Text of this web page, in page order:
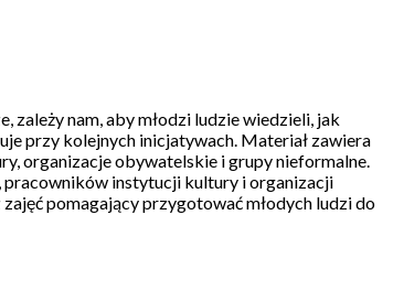
zależy nam, aby młodzi ludzie wiedzieli, jak
przy kolejnych inicjatywach. Materiał zawiera
organizacje obywatelskie i grupy nieformalne.
pracowników instytucji kultury i organizacji
pomagający przygotować młodych ludzi do